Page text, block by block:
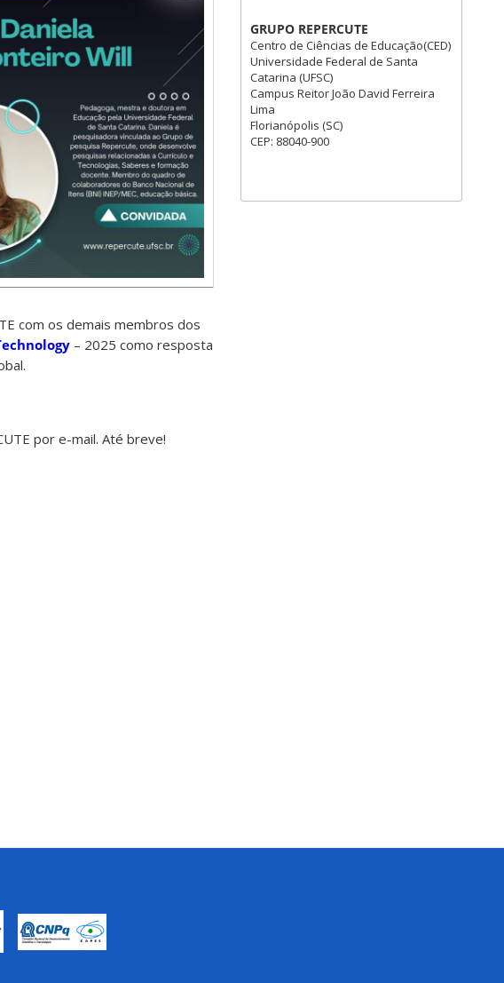
com os demais membros dos
– 2025 como resposta
por e-mail. Até breve!
GRUPO REPERCUTE
Centro de Ciências de Educação(CED)
Universidade Federal de Santa
Catarina (UFSC)
Campus Reitor João David Ferreira
Lima
Florianópolis (SC)
CEP: 88040-900